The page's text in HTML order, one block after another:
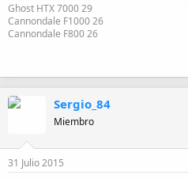
Ghost HTX 7000 29
Cannondale F1000 26
Cannondale F800 26
Sergio_84
Miembro
31 Julio 2015